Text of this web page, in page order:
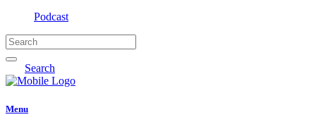
Podcast
Search
Menu